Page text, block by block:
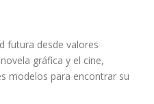
futura desde valores
gráfica y el cine,
modelos para encontrar su